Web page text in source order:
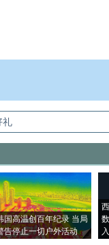
，提交相关信息。经确认即
礼
国高温创百年纪录 当局
告停止一切户外活动
入